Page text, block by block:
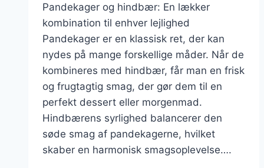
Pandekager og hindbær: En lækker
kombination til enhver lejlighed
Pandekager er en klassisk ret, der kan
nydes på mange forskellige måder. Når de
kombineres med hindbær, får man en frisk
og frugtagtig smag, der gør dem til en
perfekt dessert eller morgenmad.
Hindbærens syrlighed balancerer den
søde smag af pandekagerne, hvilket
skaber en harmonisk smagsoplevelse….